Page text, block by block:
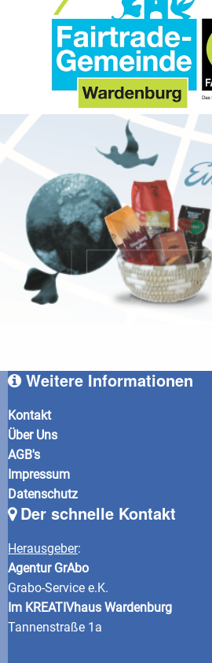
Weitere Informationen
Kontakt
Über Uns
AGB's
Impressum
Datenschutz
Der schnelle Kontakt
Herausgeber:
Agentur GrAbo
Grabo-Service e.K.
Im KREATIVhaus Wardenburg
Tannenstraße 1a